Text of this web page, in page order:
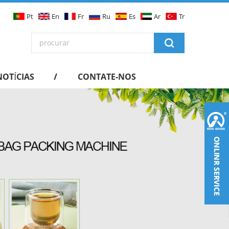
Pt En Fr Ru Es Ar Tr
CONTATE-NOS